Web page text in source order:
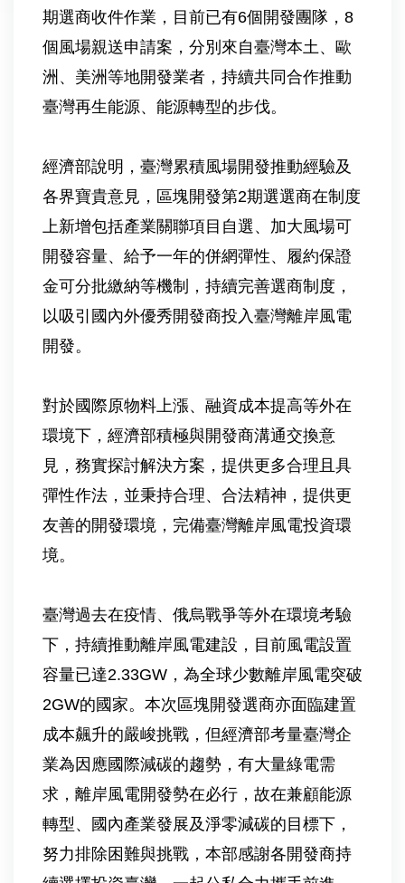
期選商收件作業，目前已有6個開發團隊，8
個風場親送申請案，分別來自臺灣本土、歐
洲、美洲等地開發業者，持續共同合作推動
臺灣再生能源、能源轉型的步伐。
經濟部說明，臺灣累積風場開發推動經驗及
各界寶貴意見，區塊開發第2期選選商在制度
上新增包括產業關聯項目自選、加大風場可
開發容量、給予一年的併網彈性、履約保證
金可分批繳納等機制，持續完善選商制度，
以吸引國內外優秀開發商投入臺灣離岸風電
開發。
對於國際原物料上漲、融資成本提高等外在
環境下，經濟部積極與開發商溝通交換意
見，務實探討解決方案，提供更多合理且具
彈性作法，並秉持合理、合法精神，提供更
友善的開發環境，完備臺灣離岸風電投資環
境。
臺灣過去在疫情、俄烏戰爭等外在環境考驗
下，持續推動離岸風電建設，目前風電設置
容量已達2.33GW，為全球少數離岸風電突破
2GW的國家。本次區塊開發選商亦面臨建置
成本飆升的嚴峻挑戰，但經濟部考量臺灣企
業為因應國際減碳的趨勢，有大量綠電需
求，離岸風電開發勢在必行，故在兼顧能源
轉型、國內產業發展及淨零減碳的目標下，
努力排除困難與挑戰，本部感謝各開發商持